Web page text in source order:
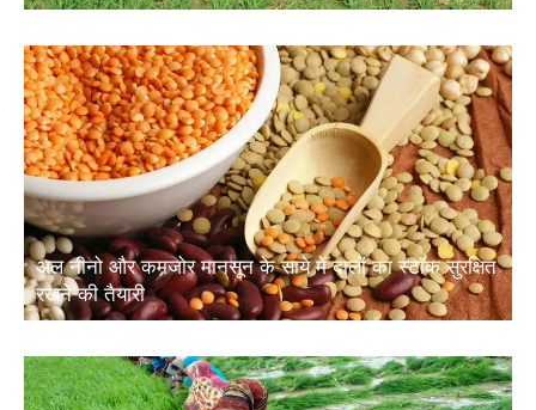
अल नीनो और कमजोर मानसून के साये में दालों का स्टॉक सुरक्षित
रखने की तैयारी